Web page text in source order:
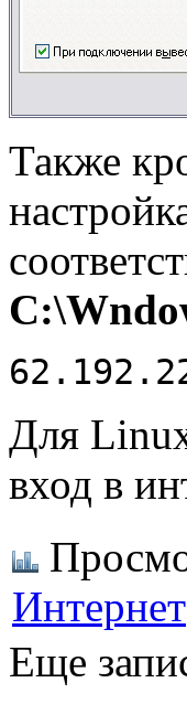
Также
Для
вход в
Интернет
Еще